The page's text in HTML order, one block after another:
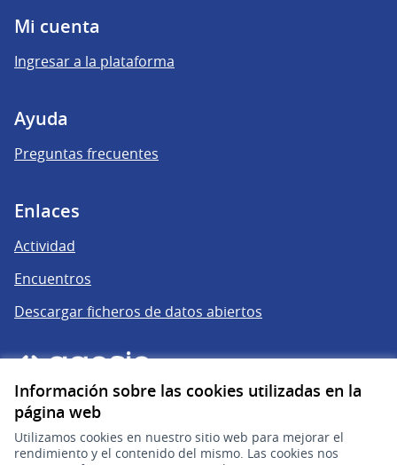
Información sobre las cookies utilizadas en la
página web
Utilizamos cookies en nuestro sitio web para mejorar el
rendimiento y el contenido del mismo. Las cookies nos
Mi cuenta
Ingresar a la plataforma
Ayuda
Preguntas frecuentes
Enlaces
Actividad
Encuentros
Descargar ficheros de datos abiertos